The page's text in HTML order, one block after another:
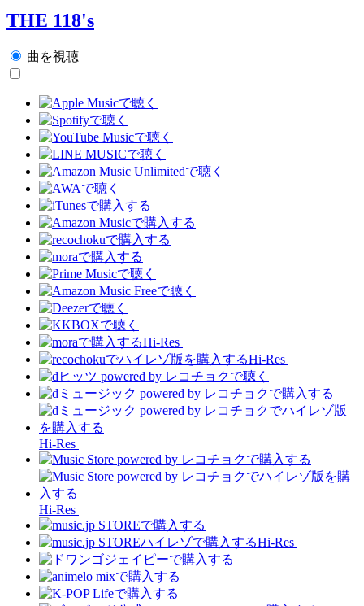
THE 118's
曲を視聴
Hi-Res
Hi-Res
Hi-Res
Hi-Res
Hi-Res